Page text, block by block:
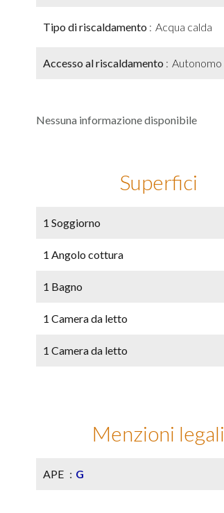
Tipo di riscaldamento Acqua calda
Accesso al riscaldamento Autonomo
Nessuna informazione disponibile
Superfici
1 Soggiorno
1 Angolo cottura
1 Bagno
1 Camera da letto
1 Camera da letto
Menzioni legali
APE G